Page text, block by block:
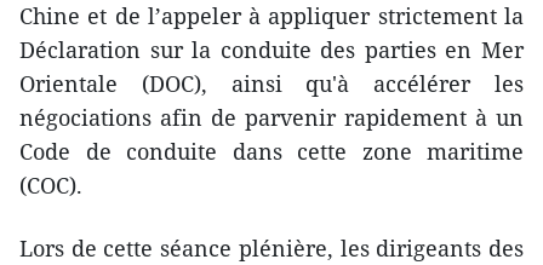
Chine et de l’appeler à appliquer strictement la
Déclaration sur la conduite des parties en Mer
Orientale (DOC), ainsi qu'à accélérer les
négociations afin de parvenir rapidement à un
Code de conduite dans cette zone maritime
(COC).
Lors de cette séance plénière, les dirigeants des